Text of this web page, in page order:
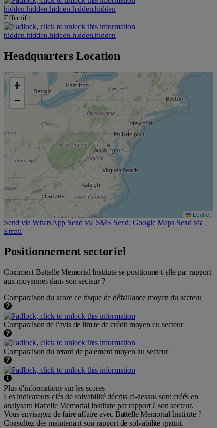
hidden.hidden.hidden.hidden.hidden
Effectif :
hidden.hidden.hidden.hidden.hidden
Headquarters Location
+
−
Leaflet
Send via WhatsApp Send via SMS Send: Google Maps Send via
Email
Positionnement sectoriel
Comment Battelle Memorial Institute se positionne-t-elle par rapport
aux moyennes dans son secteur ?
Comparaison du score de risque de défaillance moyen du secteur
Comparaison de l'avis de limite de crédit moyen du secteur
Comparaison du retard de paiement moyen du secteur
Plus d'informations sur les scores
Les indicateurs clés de solvabilité décrits ci-dessus sont créés en
analysant Battelle Memorial Institute par rapport à son secteur.
Vous envisagez de faire affaire avec Battelle Memorial Institute ?
Consultez dès maintenant son rapport de solvabilité gratuit.